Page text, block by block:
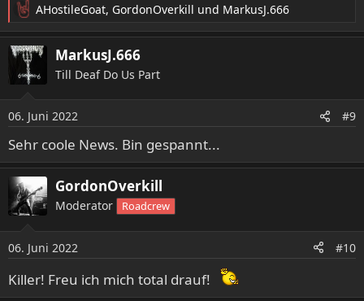
R
e
a
k
n
e
n
:
AHostileGoat, GordonOverkill und MarkusJ.666
MarkusJ.666
Till Deaf Do Us Part
06. Juni 2022 #9
Sehr coole News. Bin gespannt...
GordonOverkill
Moderator Roadcrew
06. Juni 2022 #10
Killer! Freu ich mich total drauf!